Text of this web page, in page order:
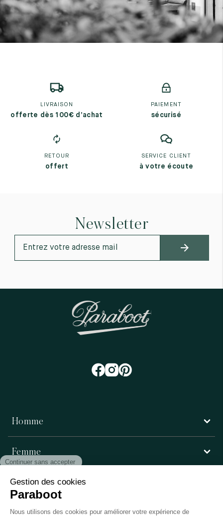
LIVRAISON
offerte dès 100€ d’achat
PAIEMENT
sécurisé
RETOUR
offert
SERVICE CLIENT
à votre écoute
Newsletter
Homme
Femme
Service client
Paraboot